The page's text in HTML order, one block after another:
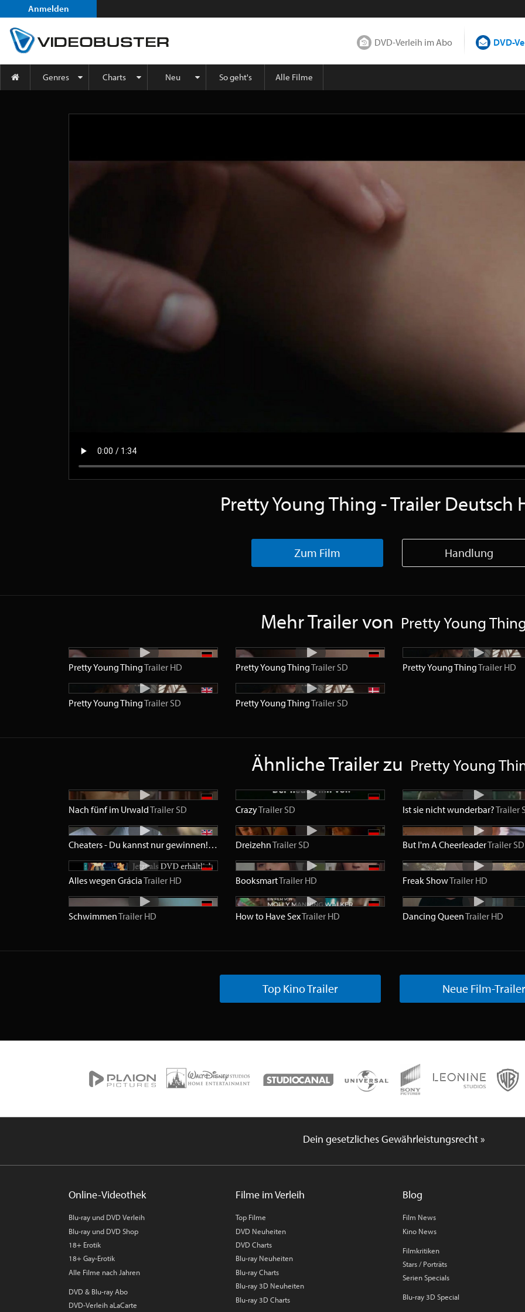
Anmelden
DVD-Verleih im Abo DVD-
Genres Charts Neu So geht's Alle Filme
Pretty Young Thing - Trailer Deutsch
Zum Film Handlung
Mehr Trailer von Pretty Young
Pretty Young ThingTrailer HD Pretty Young ThingTrailer SD Pretty Young ThingTrailer HD
Pretty Young ThingTrailer SD Pretty Young ThingTrailer SD
Ähnliche Trailer zu Pretty Young
Nach fünf im UrwaldTrailer SD CrazyTrailer SD Ist sie nicht wunderbar?Trailer
Cheaters - Du kannst nur gewinnen!
Trailer SD
DreizehnTrailer SD But I'm A CheerleaderTrailer SD
Alles wegen GráciaTrailer HD BooksmartTrailer HD Freak ShowTrailer HD
SchwimmenTrailer HD How to Have SexTrailer HD Dancing QueenTrailer HD
Top Kino Trailer Neue Film-Trailer
Dein gesetzliches Gewährleistungsrecht »
Online-Videothek
Blu-ray und DVD Verleih
Blu-ray und DVD Shop
18+ Erotik
18+ Gay-Erotik
Alle Filme nach Jahren
DVD & Blu-ray Abo
DVD-Verleih aLaCarte
Filme im Verleih
Top Filme
DVD Neuheiten
DVD Charts
Blu-ray Neuheiten
Blu-ray Charts
Blu-ray 3D Neuheiten
Blu-ray 3D Charts
Blog
Film News
Kino News
Filmkritiken
Stars / Porträts
Serien Specials
Blu-ray 3D Special